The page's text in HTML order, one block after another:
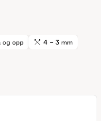
og opp 4 - 3 mm